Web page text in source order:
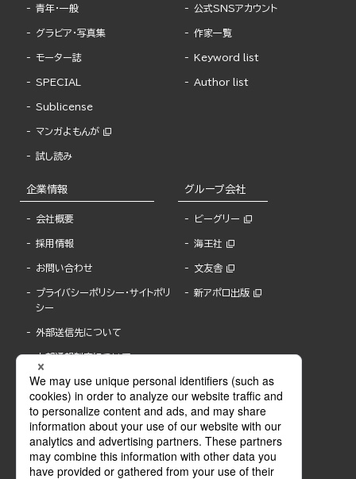
青年・一般
グラビア・写真集
モーター誌
SPECIAL
Sublicense
マンガよもんが
試し読み
公式SNSアカウント
作家一覧
Keyword list
Author list
企業情報
会社概要
採用情報
お問い合わせ
プライバシーポリシー・サイトポリ
シー
外部送信先について
内部通報制度について
グループ会社
ビーグリー
海王社
文友舎
新アポロ出版